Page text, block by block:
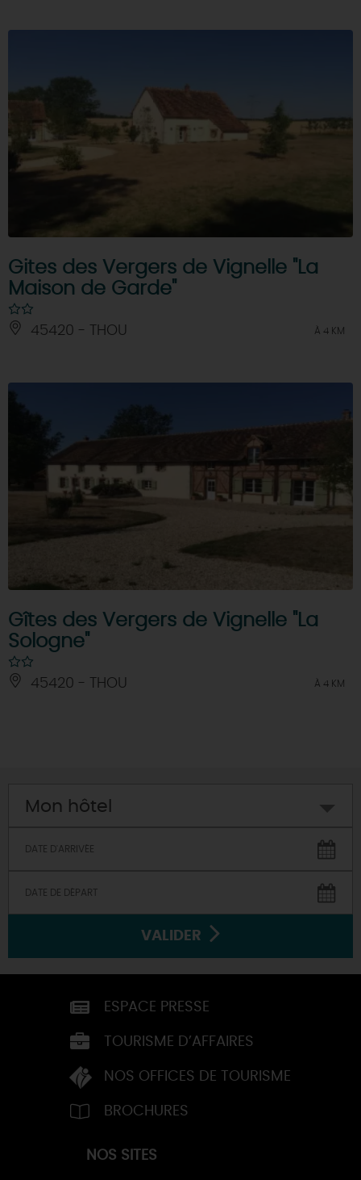
Gites des Vergers de Vignelle "La
Maison de Garde"
45420 - THOU À 4 KM
Gîtes des Vergers de Vignelle "La
Sologne"
45420 - THOU À 4 KM
Mon hôtel
VALIDER
ESPACE PRESSE
TOURISME D’AFFAIRES
NOS OFFICES DE TOURISME
BROCHURES
NOS SITES